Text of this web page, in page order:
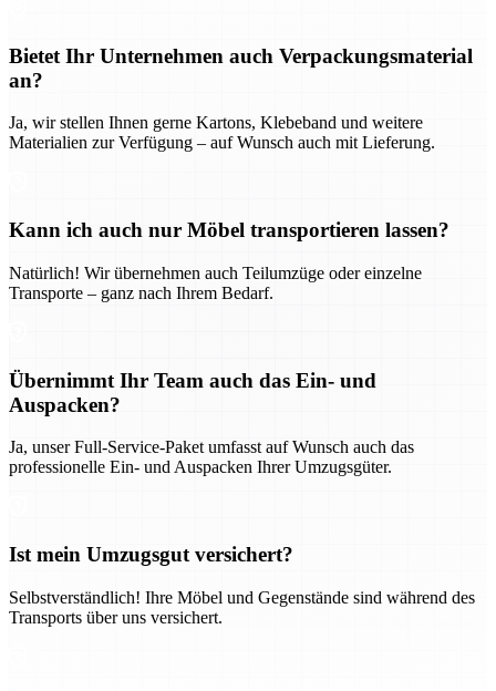
Bietet Ihr Unternehmen auch Verpackungsmaterial
an?
Ja, wir stellen Ihnen gerne Kartons, Klebeband und weitere
Materialien zur Verfügung – auf Wunsch auch mit Lieferung.
Kann ich auch nur Möbel transportieren lassen?
Natürlich! Wir übernehmen auch Teilumzüge oder einzelne
Transporte – ganz nach Ihrem Bedarf.
Übernimmt Ihr Team auch das Ein- und
Auspacken?
Ja, unser Full-Service-Paket umfasst auf Wunsch auch das
professionelle Ein- und Auspacken Ihrer Umzugsgüter.
Ist mein Umzugsgut versichert?
Selbstverständlich! Ihre Möbel und Gegenstände sind während des
Transports über uns versichert.